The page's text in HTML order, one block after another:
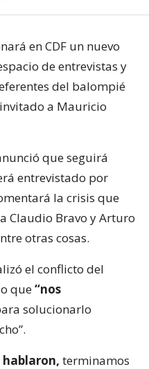
en CDF un nuevo
de entrevistas y
del balompié
a Mauricio
que seguirá
entrevistado por
la crisis que
Claudio Bravo y Arturo
otras cosas.
el conflicto del
que“nos
solucionarlo
hablaron, terminamos